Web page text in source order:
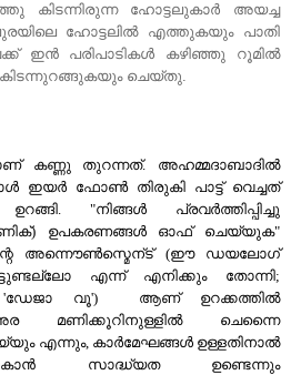
കിടന്നിരുന്ന ഹോട്ടലുകാര്‍ അയച്ച
ഹോട്ടലില്‍ എത്തുകയും പാതി
ഇന്‍ പരിപാടികള്‍ കഴിഞ്ഞു റൂമില്‍
കിടന്നുറങ്ങുകയും ചെയ്തു.
കണ്ണു തുറന്നത്. അഹമ്മദാബാദില്‍
ഇയര്‍ ഫോണ്‍ തിരുകി പാട്ട് വെച്ചത്
"നിങ്ങള്‍ പ്രവര്‍ത്തിപ്പിച്ചു
ഉപകരണങ്ങള്‍ ഓഫ്‌ ചെയ്യുക"
അന്നൌണ്‍സ്മെന്ട് (ഈ ഡയലോഗ്
എന്ന് എനിക്കും തോന്നി;
'ഡേജാ വൂ') ആണ് ഉറക്കത്തില്‍
അര മണിക്കൂറിനുള്ളില്‍ ചെന്നൈ
എന്നും, കാര്‍മേഘങ്ങള്‍ ഉള്ളതിനാല്‍
സാദ്ധ്യത ഉണ്ടെന്നും